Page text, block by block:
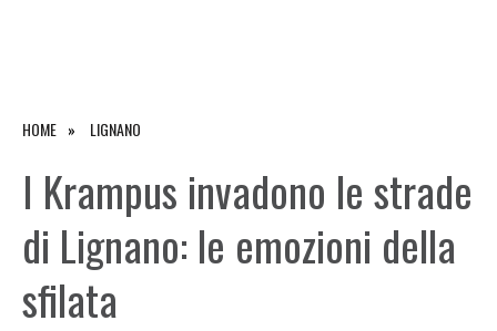
HOME LIGNANO
I Krampus invadono le strade
di Lignano: le emozioni della
sfilata